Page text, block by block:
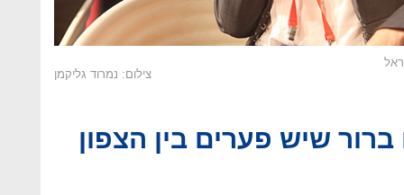
צילום: נמרוד גליקמן
שיש פערים בין הצפון